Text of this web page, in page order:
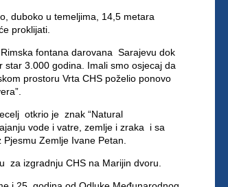
duboko u temeljima, 14,5 metara
proklijati.
fontana darovana Sarajevu dok
3.000 godina. Imali smo osjecaj da
prostoru Vrta CHS poželio ponovo
otkrio je znak “Natural
vode i vatre, zemlje i zraka i sa
Zemlje Ivane Petan.
za izgradnju CHS na Marijin dvoru.